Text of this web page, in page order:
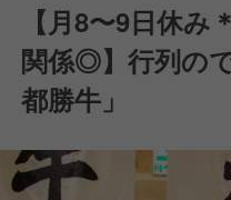
【月8〜9日休み
関係◎】行列の
都勝牛」